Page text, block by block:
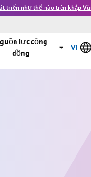
triển như thế nào trên khắp
lực cộng
đồng
VI